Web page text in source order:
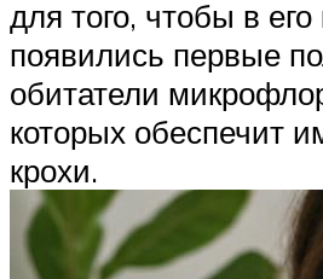
для того, чтобы в
появились первые
обитатели
которых обеспечит
крохи.